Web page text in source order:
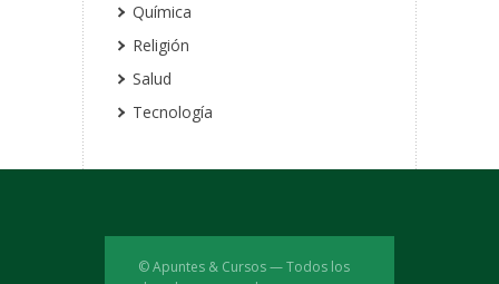
Química
Religión
Salud
Tecnología
© Apuntes & Cursos — Todos los